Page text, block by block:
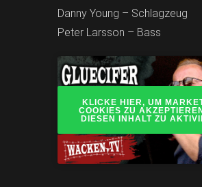
Danny Young – Schlagzeug
Peter Larsson – Bass
KLICKE HIER, UM
COOKIES ZU
DIESEN INHALT ZU